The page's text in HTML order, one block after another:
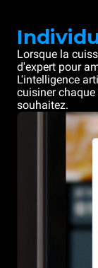
Lorsque la
d'expert pour
L'intelligence
cuisiner
souhaitez.